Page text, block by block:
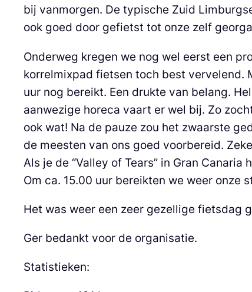
bij vanmorgen. De typische Zuid
ook goed door gefietst tot onze zelf
Onderweg kregen we nog wel eerst een
korrelmixpad fietsen toch best vervelend.
uur nog bereikt. Een drukte van belang.
aanwezige horeca vaart er wel bij. Zo
ook wat! Na de pauze zou het zwaarste
de meesten van ons goed voorbereid.
Als je de “Valley of Tears” in Gran
Om ca. 15.00 uur bereikten we weer onze
Het was weer een zeer gezellige fietsdag
Ger bedankt voor de organisatie.
Statistieken: